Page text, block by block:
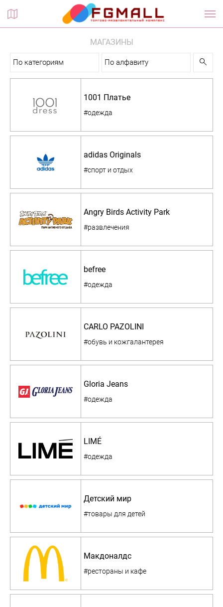
Планы этажей
МАГАЗИНЫ
По категориям По алфавиту
1001 Платье
#одежда
adidas Originals
#спорт и отдых
Angry Birds Activity Park
#развлечения
befree
#одежда
CARLO PAZOLINI
#обувь и кожгалантерея
Gloria Jeans
#одежда
LIMÉ
#одежда
Детский мир
#товары для детей
Макдоналдс
#рестораны и кафе